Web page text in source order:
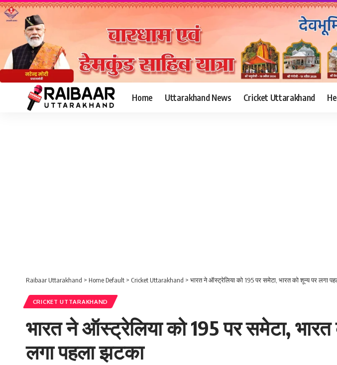
Home Uttarakhand News Cricket Uttarakhand
Raibaar Uttarakhand > Home Default > Cricket Uttarakhand > भारत ने ऑस्ट्रेलिया को 195 पर समेटा, भारत को शून्य पर लगा
CRICKET UTTARAKHAND
भारत ने ऑस्ट्रेलिया को 195 पर समेटा,
लगा पहला झटका